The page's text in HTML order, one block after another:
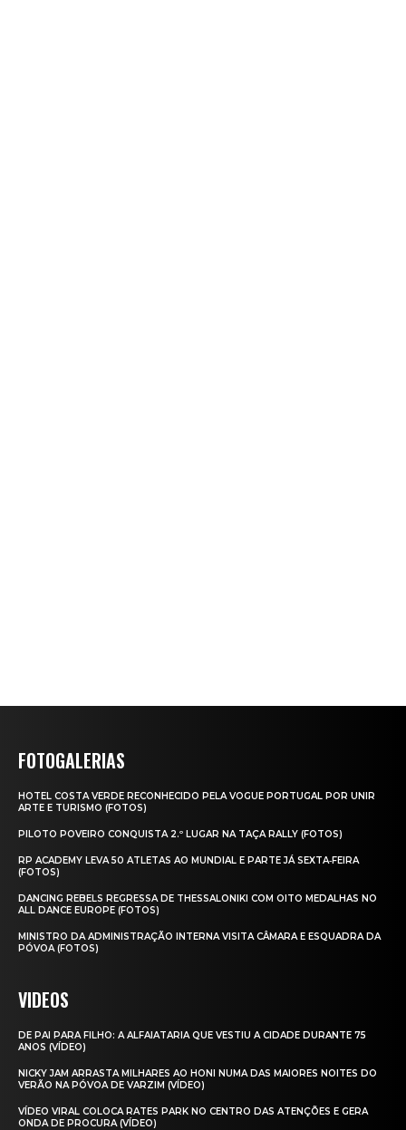
FOTOGALERIAS
HOTEL COSTA VERDE RECONHECIDO PELA VOGUE PORTUGAL POR UNIR
ARTE E TURISMO (FOTOS)
PILOTO POVEIRO CONQUISTA 2.º LUGAR NA TAÇA RALLY (FOTOS)
RP ACADEMY LEVA 50 ATLETAS AO MUNDIAL E PARTE JÁ SEXTA‑FEIRA
(FOTOS)
DANCING REBELS REGRESSA DE THESSALONIKI COM OITO MEDALHAS NO
ALL DANCE EUROPE (FOTOS)
MINISTRO DA ADMINISTRAÇÃO INTERNA VISITA CÂMARA E ESQUADRA DA
PÓVOA (FOTOS)
VIDEOS
DE PAI PARA FILHO: A ALFAIATARIA QUE VESTIU A CIDADE DURANTE 75
ANOS (VÍDEO)
NICKY JAM ARRASTA MILHARES AO HONI NUMA DAS MAIORES NOITES DO
VERÃO NA PÓVOA DE VARZIM (VÍDEO)
VÍDEO VIRAL COLOCA RATES PARK NO CENTRO DAS ATENÇÕES E GERA
ONDA DE PROCURA (VÍDEO)